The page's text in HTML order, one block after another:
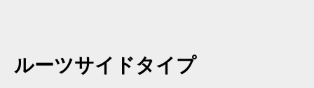
ルーツサイドタイプ